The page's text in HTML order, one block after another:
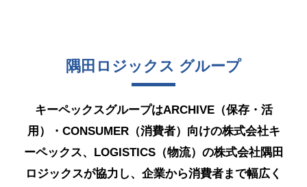
隅田ロジックス グループ
キーペックスグループはARCHIVE（保存・活
用）・CONSUMER（消費者）向けの株式会社キ
ーペックス、LOGISTICS（物流）の株式会社隅田
ロジックスが協力し、企業から消費者まで幅広く